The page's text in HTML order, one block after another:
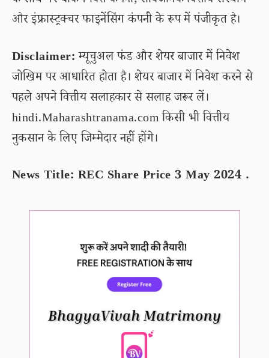
और इंफ्रास्ट्रक्चर फाइनेंसिंग कंपनी के रूप में पंजीकृत है।
Disclaimer:म्यूचुअल फंड और शेयर बाजार में निवेश
जोखिम पर आधारित होता है। शेयर बाजार में निवेश करने से
पहले अपने वित्तीय सलाहकार से सलाह जरूर लें।
hindi.Maharashtranama.com किसी भी वित्तीय
नुकसान के लिए जिम्मेदार नहीं होंगे।
News Title: REC Share Price 3 May 2024 .